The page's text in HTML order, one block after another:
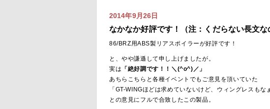
2014年9月26日
なかなか好評です！（注：くだらない長文な
86/BRZ用ABS製リアスポイラーが好評です！
と、やや謙遜して申し上げましたが。
実は 「絶好調です！！＼(^o^)／」
あちらこちらと各種イベントでもご意見を頂いていた
「GT-WINGほどは求めていないけど、ウィングレスもな
との意見にフルで合致したこの製品。